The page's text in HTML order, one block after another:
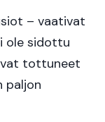
– vaativat
ole sidottu
tottuneet
paljon